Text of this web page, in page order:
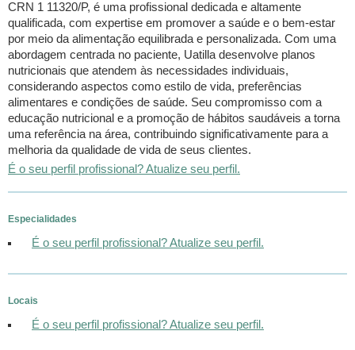
CRN 1 11320/P, é uma profissional dedicada e altamente
qualificada, com expertise em promover a saúde e o bem-estar
por meio da alimentação equilibrada e personalizada. Com uma
abordagem centrada no paciente, Uatilla desenvolve planos
nutricionais que atendem às necessidades individuais,
considerando aspectos como estilo de vida, preferências
alimentares e condições de saúde. Seu compromisso com a
educação nutricional e a promoção de hábitos saudáveis a torna
uma referência na área, contribuindo significativamente para a
melhoria da qualidade de vida de seus clientes.
É o seu perfil profissional? Atualize seu perfil.
Especialidades
É o seu perfil profissional? Atualize seu perfil.
Locais
É o seu perfil profissional? Atualize seu perfil.